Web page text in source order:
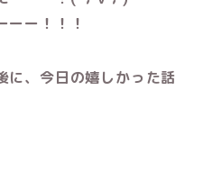
ーー！！！
に、今日の嬉しかった話